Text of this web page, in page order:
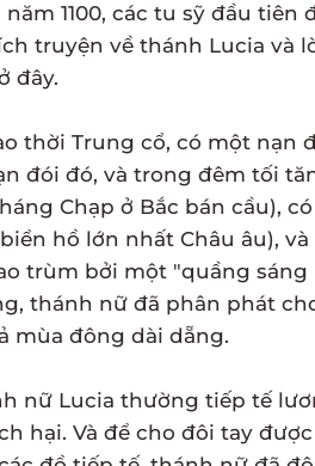
1100, các tu sỹ đầu tiên
truyện về thánh Lucia và
đây.
thời Trung cổ, có một nạn
đói đó, và trong đêm tối
Chạp ở Bắc bán cầu),
hồ lớn nhất Châu âu),
trùm bởi một "quầng sáng
thánh nữ đã phân phát
mùa đông dài dẵng.
nữ Lucia thường tiếp tế
hại. Và để cho đôi tay